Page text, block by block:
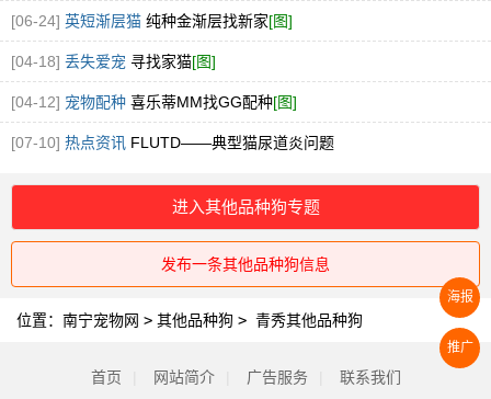
[06-24] 英短渐层猫 纯种金渐层找新家[图]
[04-18] 丢失爱宠 寻找家猫[图]
[04-12] 宠物配种 喜乐蒂MM找GG配种[图]
[07-10] 热点资讯 FLUTD——典型猫尿道炎问题
进入其他品种狗专题
发布一条其他品种狗信息
位置： 南宁宠物网 > 其他品种狗 > 青秀其他品种狗
首页 网站简介 广告服务 联系我们
推广
海报